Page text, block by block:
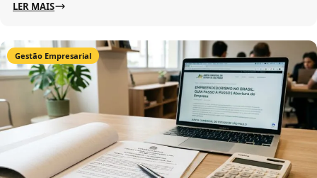
LER MAIS
Gestão Empresarial